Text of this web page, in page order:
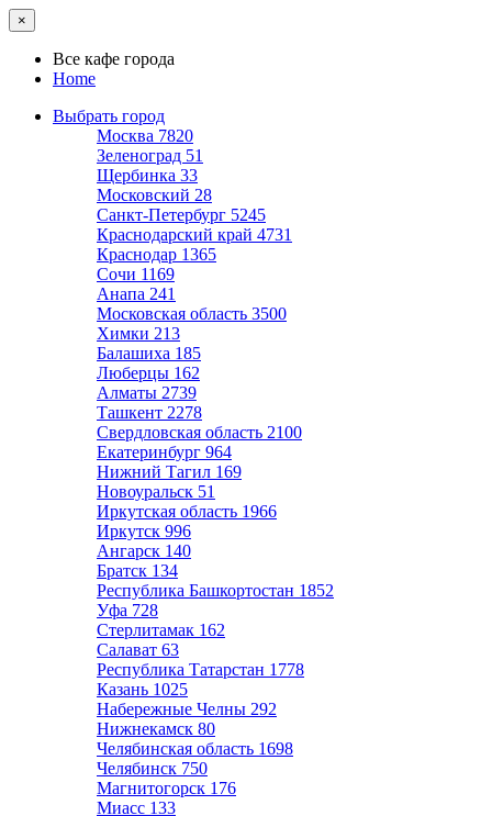
×
Все кафе города
Home
Выбрать город
Москва 7820
Зеленоград 51
Щербинка 33
Московский 28
Санкт-Петербург 5245
Краснодарский край 4731
Краснодар 1365
Сочи 1169
Анапа 241
Московская область 3500
Химки 213
Балашиха 185
Люберцы 162
Алматы 2739
Ташкент 2278
Свердловская область 2100
Екатеринбург 964
Нижний Тагил 169
Новоуральск 51
Иркутская область 1966
Иркутск 996
Ангарск 140
Братск 134
Республика Башкортостан 1852
Уфа 728
Стерлитамак 162
Салават 63
Республика Татарстан 1778
Казань 1025
Набережные Челны 292
Нижнекамск 80
Челябинская область 1698
Челябинск 750
Магнитогорск 176
Миасс 133